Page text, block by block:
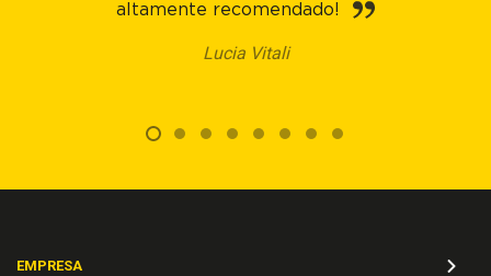
altamente recomendado!
Lucia Vitali
EMPRESA